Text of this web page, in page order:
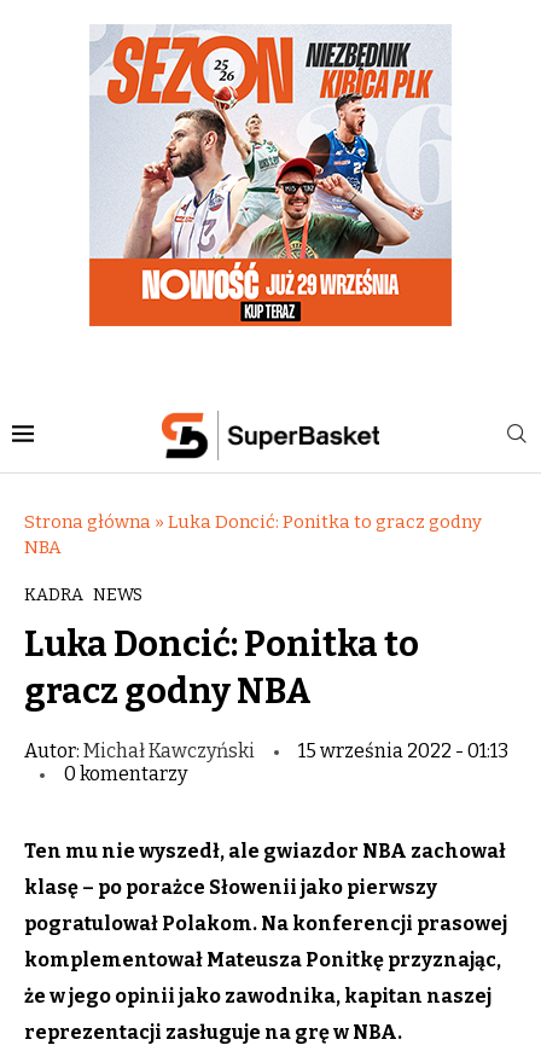
Strona główna » Luka Doncić: Ponitka to gracz godny
NBA
KADRA NEWS
Luka Doncić: Ponitka to
gracz godny NBA
Autor: Michał Kawczyński
15 września 2022 - 01:13
0 komentarzy
Ten mu nie wyszedł, ale gwiazdor NBA zachował
klasę – po porażce Słowenii jako pierwszy
pogratulował Polakom. Na konferencji prasowej
komplementował Mateusza Ponitkę przyznając,
że w jego opinii jako zawodnika, kapitan naszej
reprezentacji zasługuje na grę w NBA.